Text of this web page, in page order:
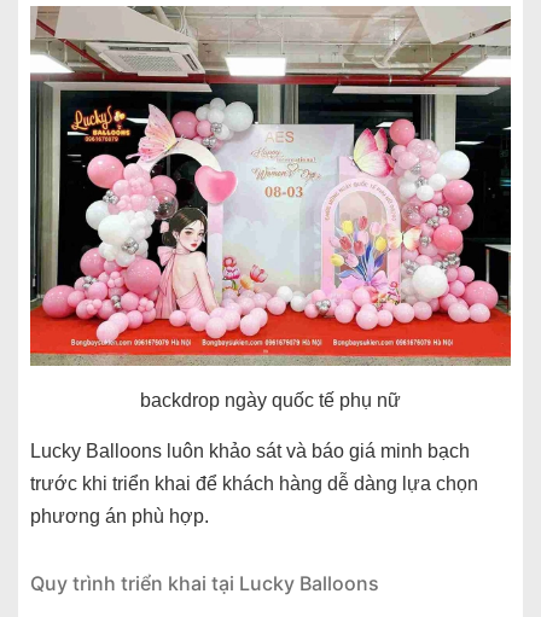
backdrop ngày quốc tế phụ nữ
Lucky Balloons luôn khảo sát và báo giá minh bạch
trước khi triển khai để khách hàng dễ dàng lựa chọn
phương án phù hợp.
Quy trình triển khai tại Lucky Balloons